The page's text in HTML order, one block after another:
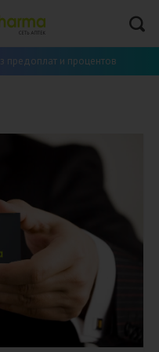
предоплат и процентов